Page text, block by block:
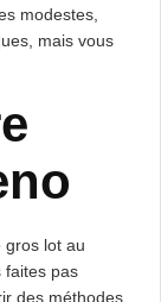
modestes,
mais vous
gros lot au
faites pas
des méthodes